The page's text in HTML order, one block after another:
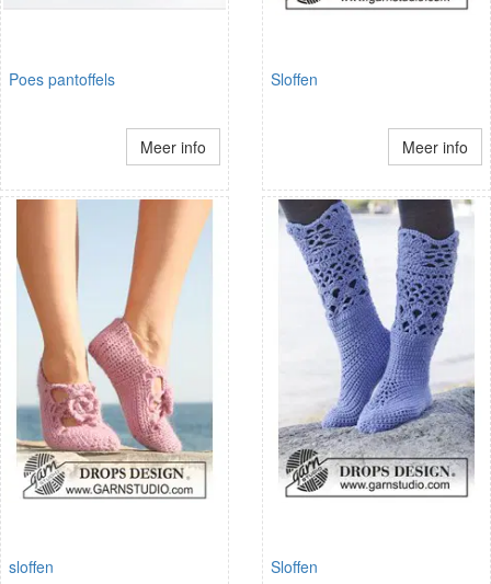
Poes pantoffels
Meer info
Sloffen
Meer info
sloffen Sloffen